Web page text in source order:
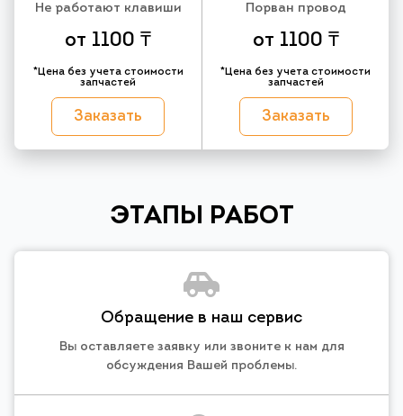
Не работают клавиши
от 1100 ₸
*Цена без учета стоимости
запчастей
Заказать
Порван провод
от 1100 ₸
*Цена без учета стоимости
запчастей
Заказать
ЭТАПЫ РАБОТ
Обращение в наш сервис
Вы оставляете заявку или звоните к нам для
обсуждения Вашей проблемы.